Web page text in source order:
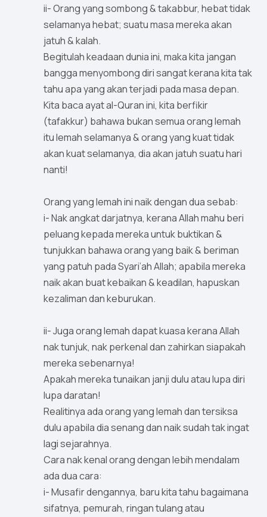
ii- Orang yang sombong & takabbur, hebat tidak
selamanya hebat; suatu masa mereka akan
jatuh & kalah.
Begitulah keadaan dunia ini, maka kita jangan
bangga menyombong diri sangat kerana kita tak
tahu apa yang akan terjadi pada masa depan.
Kita baca ayat al-Quran ini, kita berfikir
(tafakkur) bahawa bukan semua orang lemah
itu lemah selamanya & orang yang kuat tidak
akan kuat selamanya, dia akan jatuh suatu hari
nanti!
Orang yang lemah ini naik dengan dua sebab:
i- Nak angkat darjatnya, kerana Allah mahu beri
peluang kepada mereka untuk buktikan &
tunjukkan bahawa orang yang baik & beriman
yang patuh pada Syari’ah Allah; apabila mereka
naik akan buat kebaikan & keadilan, hapuskan
kezaliman dan keburukan.
ii- Juga orang lemah dapat kuasa kerana Allah
nak tunjuk, nak perkenal dan zahirkan siapakah
mereka sebenarnya!
Apakah mereka tunaikan janji dulu atau lupa diri
lupa daratan!
Realitinya ada orang yang lemah dan tersiksa
dulu apabila dia senang dan naik sudah tak ingat
lagi sejarahnya.
Cara nak kenal orang dengan lebih mendalam
ada dua cara:
i- Musafir dengannya, baru kita tahu bagaimana
sifatnya, pemurah, ringan tulang atau